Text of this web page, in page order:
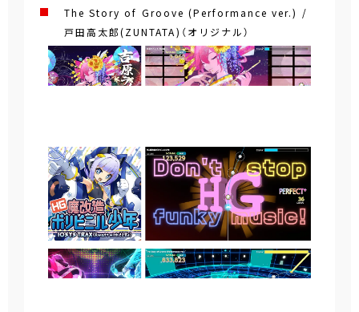
The Story of Groove (Performance ver.) /
戸田高太郎(ZUNTATA)（オリジナル）